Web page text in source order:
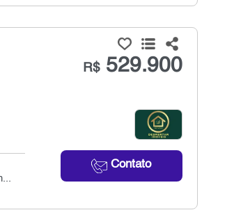
R$529.900
Contato